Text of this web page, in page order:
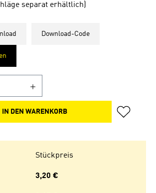
separat erhältlich)
Download-Code
IN DEN WARENKORB
Stückpreis
3,20 €